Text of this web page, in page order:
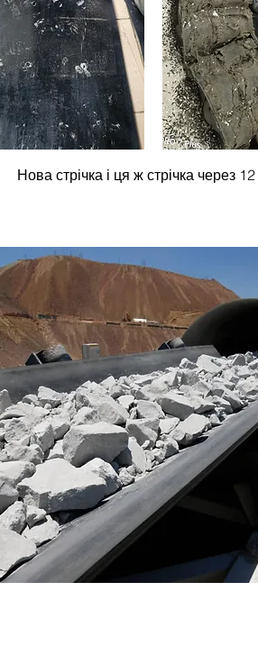
Нова стрічка і ця ж стрічка через 12